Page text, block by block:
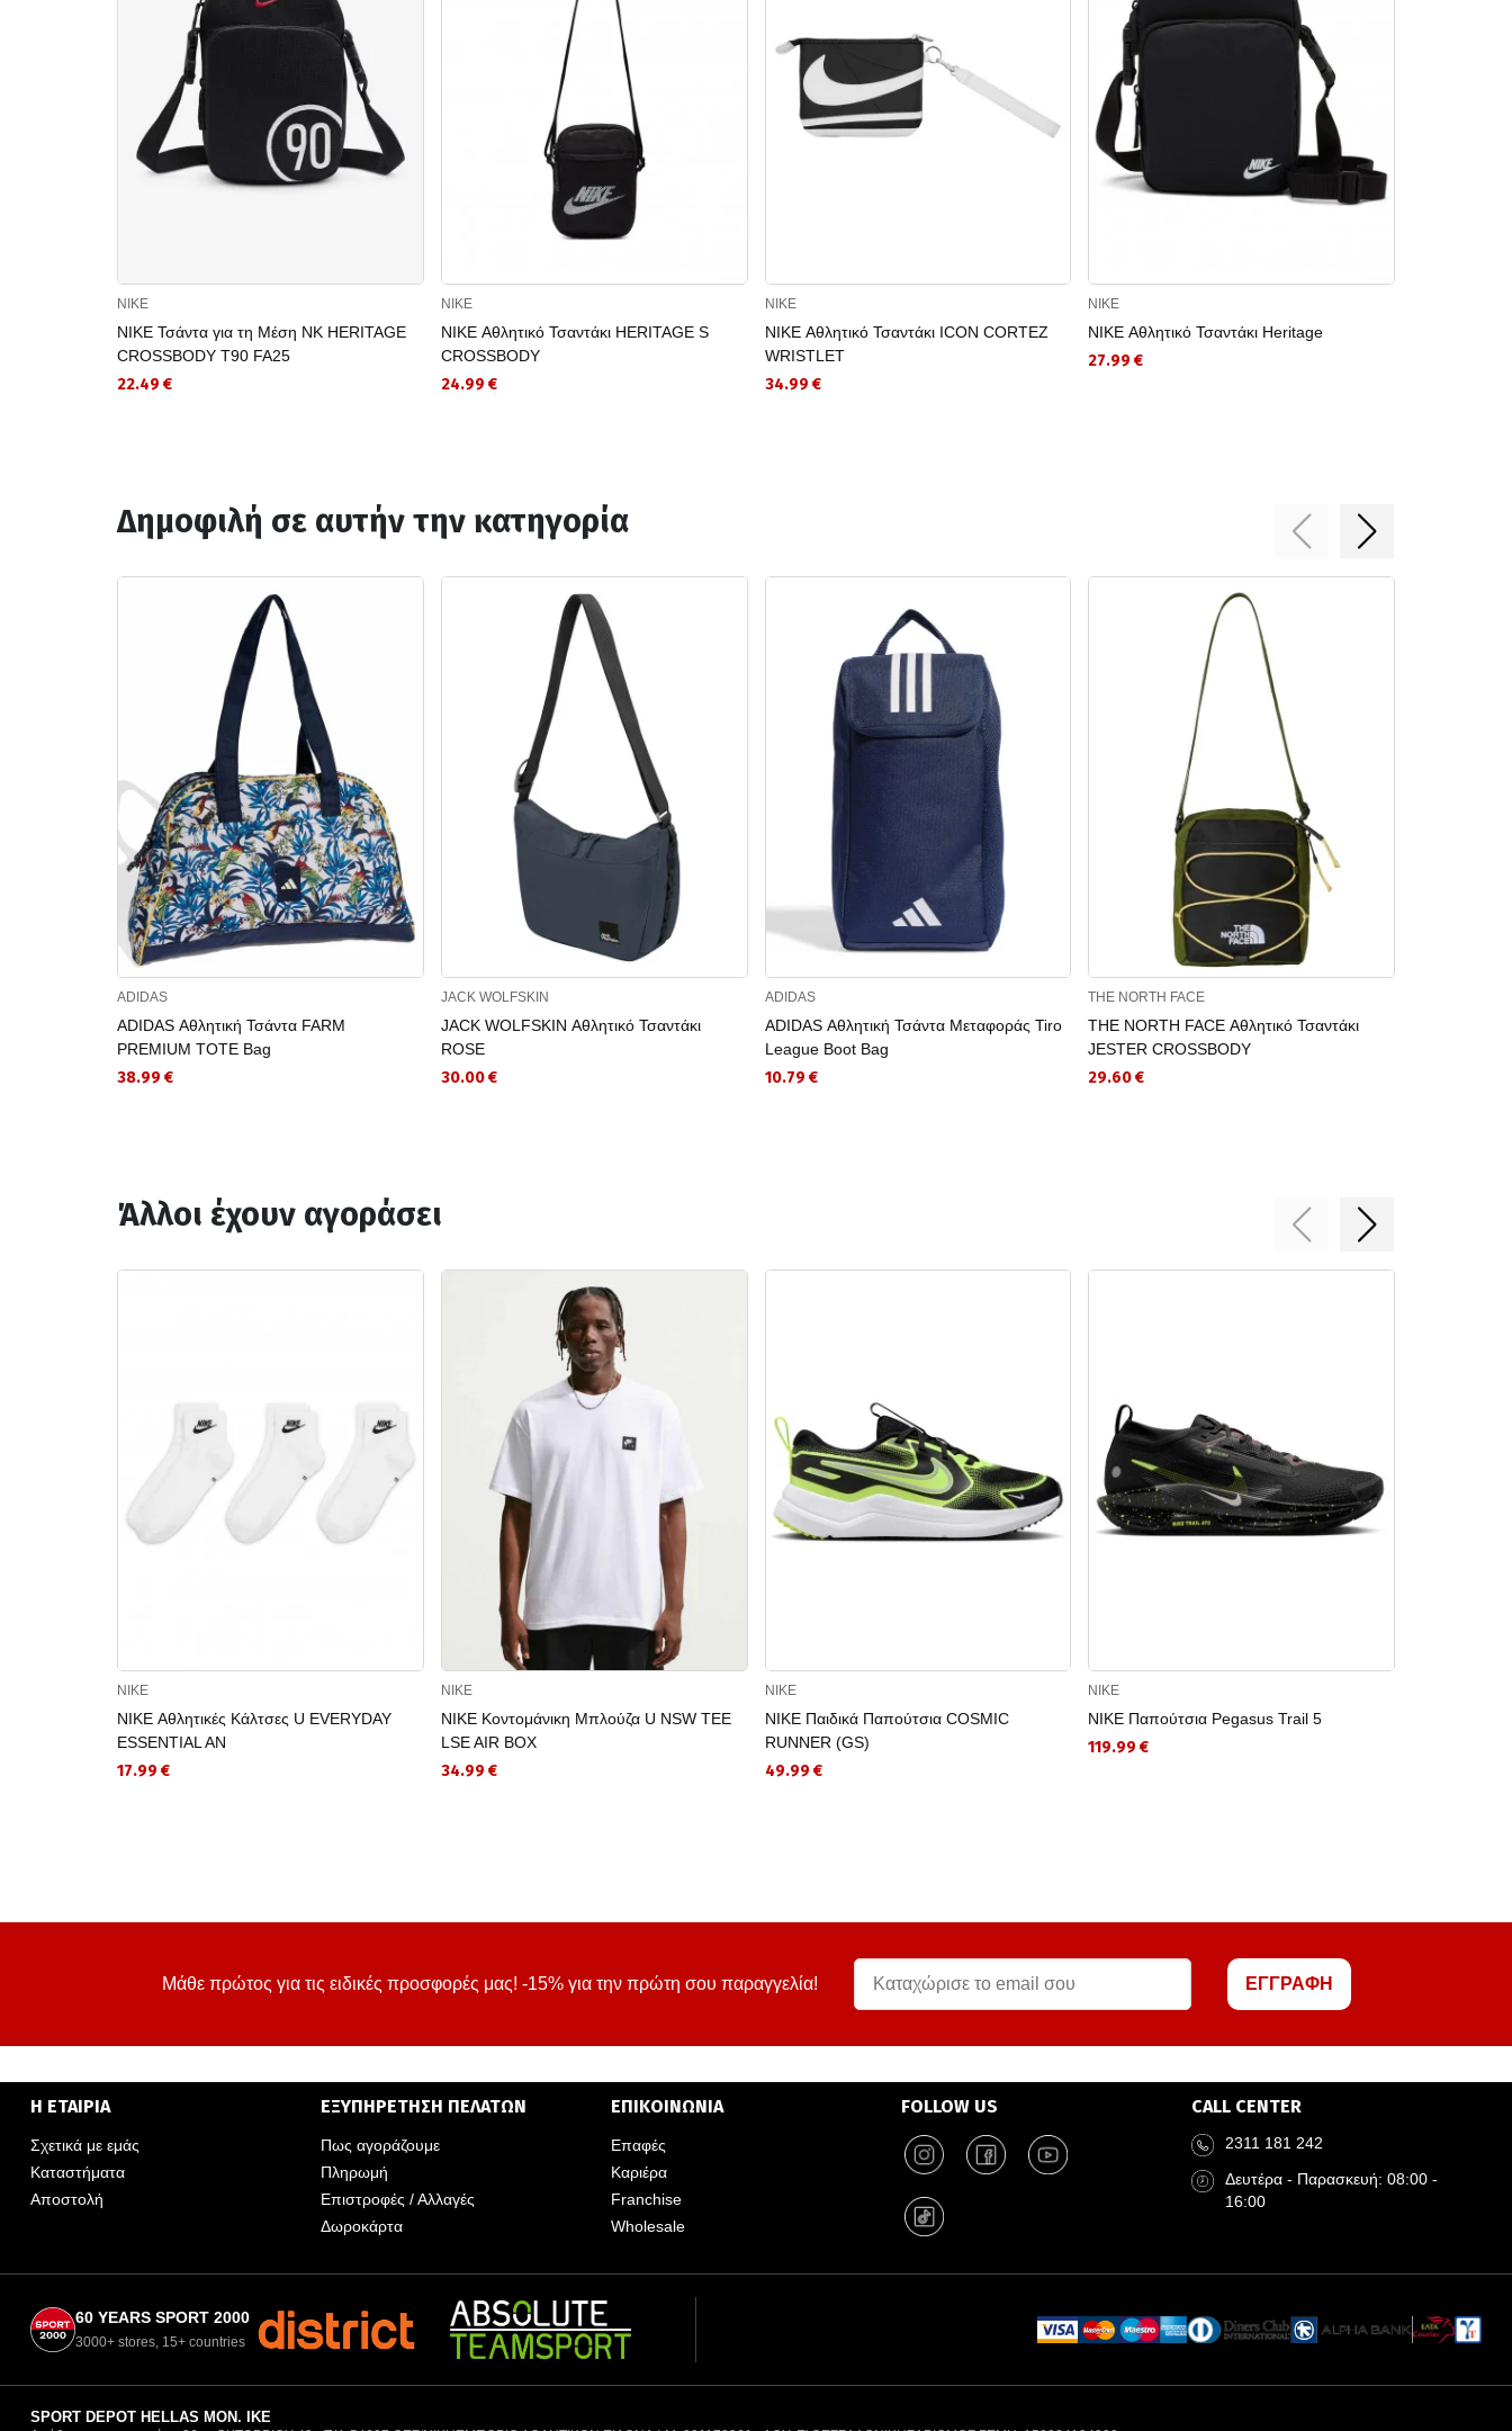
NIKE
NIKE Τσάντα για τη Μέση NK HERITAGE
CROSSBODY T90 FA25
22.49 €
NIKE
NIKE Αθλητικό Τσαντάκι HERITAGE S
CROSSBODY
24.99 €
NIKE
NIKE Αθλητικό Τσαντάκι ICON CORTEZ
WRISTLET
34.99 €
NIKE
NIKE Αθλητικό Τσαντάκι Heritage
27.99 €
Δημοφιλή σε αυτήν την κατηγορία
ADIDAS
ADIDAS Αθλητική Τσάντα FARM
PREMIUM TOTE Bag
38.99 €
JACK WOLFSKIN
JACK WOLFSKIN Αθλητικό Τσαντάκι
ROSE
30.00 €
ADIDAS
ADIDAS Αθλητική Τσάντα Μεταφοράς Tiro
League Boot Bag
10.79 €
THE NORTH FACE
THE NORTH FACE Αθλητικό Τσαντάκι
JESTER CROSSBODY
29.60 €
Άλλοι έχουν αγοράσει
NIKE
NIKE Αθλητικές Κάλτσες U EVERYDAY
ESSENTIAL AN
17.99 €
NIKE
NIKE Κοντομάνικη Μπλούζα U NSW TEE
LSE AIR BOX
34.99 €
NIKE
NIKE Παιδικά Παπούτσια COSMIC
RUNNER (GS)
49.99 €
NIKE
NIKE Παπούτσια Pegasus Trail 5
119.99 €
Μάθε πρώτος για τις ειδικές προσφορές μας! -15% για την πρώτη σου παραγγελία! ΕΓΓΡΑΦΗ
Η ΕΤΑΙΡΙΑ
Σχετικά με εμάς
Καταστήματα
Αποστολή
ΕΞΥΠΗΡΕΤΗΣΗ ΠΕΛΑΤΩΝ
Πως αγοράζουμε
Πληρωμή
Επιστροφές / Αλλαγές
Δωροκάρτα
ΕΠΙΚΟΙΝΩΝΙΑ
Επαφές
Καριέρα
Franchise
Wholesale
FOLLOW US CALL CENTER
2311 181 242
Δευτέρα - Παρασκευή: 08:00 -
16:00
60 YEARS SPORT 2000
3000+ stores, 15+ countries
SPORT DEPOT HELLAS ΜΟΝ. ΙΚΕ